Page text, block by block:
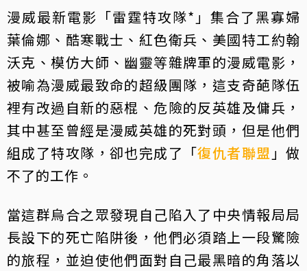
漫威最新電影「雷霆特攻隊*」集合了黑寡婦
葉倫娜、酷寒戰士、紅色衛兵、美國特工約翰
沃克、模仿大師、幽靈等雜牌軍的漫威電影，
被喻為漫威最致命的超級團隊，這支奇葩隊伍
裡有改過自新的惡棍、危險的反英雄及傭兵，
其中甚至曾經是漫威英雄的死對頭，但是他們
組成了特攻隊，卻也完成了「復仇者聯盟 」做
不了的工作。
當這群烏合之眾發現自己陷入了中央情報局局
長設下的死亡陷阱後，他們必須踏上一段驚險
的旅程，並迫使他們面對自己最黑暗的角落以